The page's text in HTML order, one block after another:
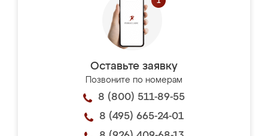
Оставьте заявку
Позвоните по номерам
8 (800) 511-89-55
8 (495) 665-24-01